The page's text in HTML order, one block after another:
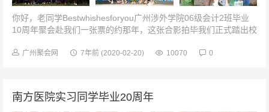
你好，老同学Bestwhishesforyou广州涉外学院06级会计2班毕业
10周年聚会赴我们一张票的约那年，这张合影拍毕我们正式踏出校
离...广州聚会网 7年前 (2020-02-20) 10070 0
南方医院实习同学毕业20周年